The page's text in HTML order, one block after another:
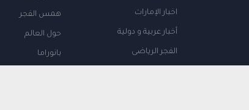
اخبار الإمارات
أخبار عربية و دولية
الفجر الرياضى
همس الفجر
حول العالم
بانوراما